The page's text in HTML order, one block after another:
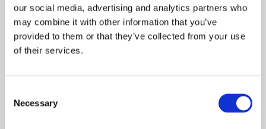
our social media, advertising and analytics partners who
may combine it with other information that you’ve
provided to them or that they’ve collected from your use
of their services.
Selection
Necessary
Lägg till i favoriter
KÖP KÖP